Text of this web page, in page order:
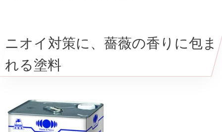
ニオイ対策に、薔薇の香りに包ま
れる塗料